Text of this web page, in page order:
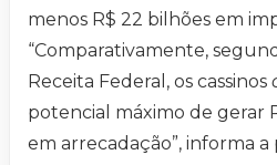
menos R$ 22 bilhões em
“Comparativamente,
Receita Federal, os cassinos
potencial máximo de gerar
em arrecadação”, informa a